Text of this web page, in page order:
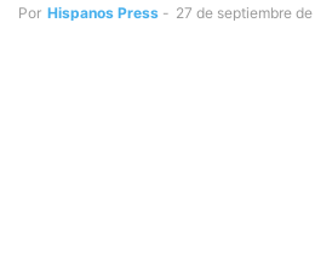
Por Hispanos Press - 27 de septiembre